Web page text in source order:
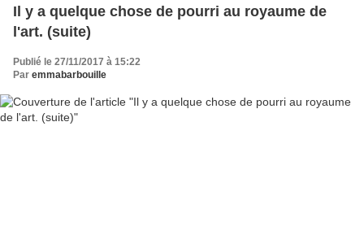
Il y a quelque chose de pourri au royaume de
l'art. (suite)
Publié le 27/11/2017 à 15:22
Par emmabarbouille